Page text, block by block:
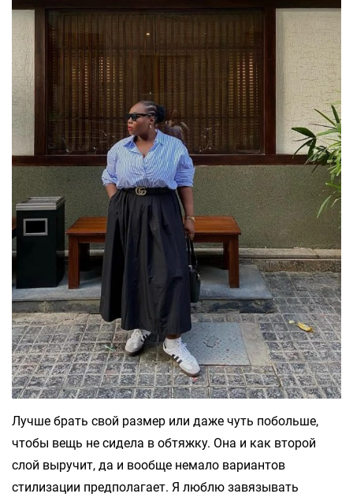
Лучше брать свой размер или даже чуть побольше,
чтобы вещь не сидела в обтяжку. Она и как второй
слой выручит, да и вообще немало вариантов
стилизации предполагает. Я люблю завязывать